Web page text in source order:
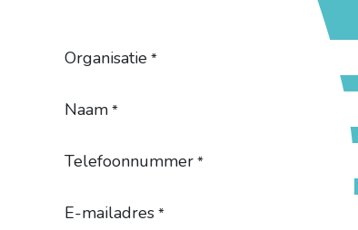
Organisatie *
Naam *
Telefoonnummer *
E-mailadres *